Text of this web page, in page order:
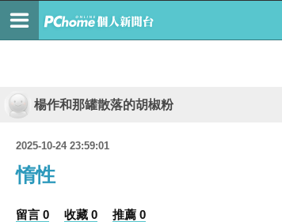
楊作和那罐散落的胡椒粉
2025-10-24 23:59:01
惰性
留言 0 收藏 0 推薦 0